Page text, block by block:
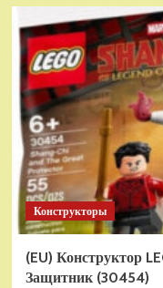
Конструкторы
(EU) Конструктор
Защитник (30454)